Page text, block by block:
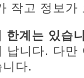
작고 정보가
계는 있습
납니다. 다만
다.